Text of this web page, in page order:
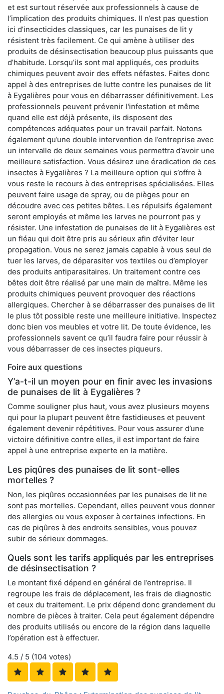
et est surtout réservée aux professionnels à cause de
l’implication des produits chimiques. Il n’est pas question
ici d’insecticides classiques, car les punaises de lit y
résistent très facilement. Ce qui amène à utiliser des
produits de désinsectisation beaucoup plus puissants que
d’habitude. Lorsqu’ils sont mal appliqués, ces produits
chimiques peuvent avoir des effets néfastes. Faites donc
appel à des entreprises de lutte contre les punaises de lit
à Eygalières pour vous en débarrasser définitivement. Les
professionnels peuvent prévenir l'infestation et même
quand elle est déjà présente, ils disposent des
compétences adéquates pour un travail parfait. Notons
également qu’une double intervention de l’entreprise avec
un intervalle de deux semaines vous permettra d’avoir une
meilleure satisfaction. Vous désirez une éradication de ces
insectes à Eygalières ? La meilleure option qui s’offre à
vous reste le recours à des entreprises spécialisées. Elles
peuvent faire usage de spray, ou de pièges pour en
découdre avec ces petites bêtes. Les répulsifs également
seront employés et même les larves ne pourront pas y
résister. Une infestation de punaises de lit à Eygalières est
un fléau qui doit être pris au sérieux afin d’éviter leur
propagation. Vous ne serez jamais capable à vous seul de
tuer les larves, de déparasiter vos textiles ou d’employer
des produits antiparasitaires. Un traitement contre ces
bêtes doit être réalisé par une main de maître. Même les
produits chimiques peuvent provoquer des réactions
allergiques. Chercher à se débarrasser des punaises de lit
le plus tôt possible reste une meilleure initiative. Inspectez
donc bien vos meubles et votre lit. De toute évidence, les
professionnels savent ce qu’il faudra faire pour réussir à
vous débarrasser de ces insectes piqueurs.
Foire aux questions
Y’a-t-il un moyen pour en finir avec les invasions
de punaises de lit à Eygalières ?
Comme souligner plus haut, vous avez plusieurs moyens
qui pour la plupart peuvent être fastidieuses et peuvent
également devenir répétitives. Pour vous assurer d’une
victoire définitive contre elles, il est important de faire
appel à une entreprise experte en la matière.
Les piqûres des punaises de lit sont-elles
mortelles ?
Non, les piqûres occasionnées par les punaises de lit ne
sont pas mortelles. Cependant, elles peuvent vous donner
des allergies ou vous exposer à certaines infections. En
cas de piqûres à des endroits sensibles, vous pouvez
subir de sérieux dommages.
Quels sont les tarifs appliqués par les entreprises
de désinsectisation ?
Le montant fixé dépend en général de l’entreprise. Il
regroupe les frais de déplacement, les frais de diagnostic
et ceux du traitement. Le prix dépend donc grandement du
nombre de pièces à traiter. Cela peut également dépendre
des produits utilisés ou encore de la région dans laquelle
l’opération est à effectuer.
4.5 / 5 (104 votes)